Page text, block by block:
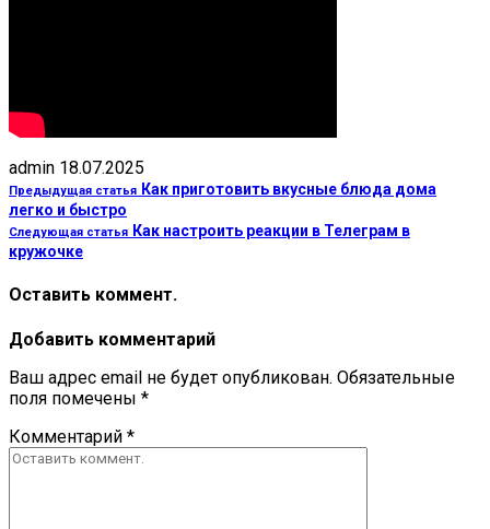
admin 18.07.2025
Предыдущая статья Как приготовить вкусные блюда дома
легко и быстро
Следующая статья Как настроить реакции в Телеграм в
кружочке
Оставить коммент.
Добавить комментарий
Ваш адрес email не будет опубликован. Обязательные
поля помечены *
Комментарий *